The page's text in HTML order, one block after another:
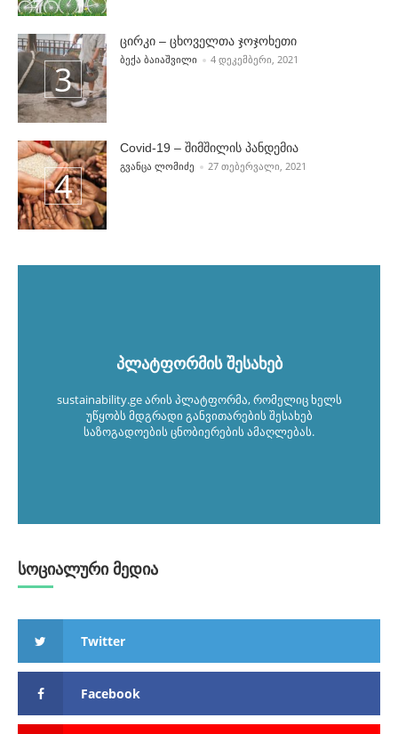
ცირკი – ცხოველთა ჯოჯოხეთი
POSTED BY
ᲑᲔᲥᲐ ᲑᲐᲘᲐᲨᲕᲘᲚᲘ 4 ᲓᲔᲙᲔᲛᲑᲔᲠᲘ, 2021
Covid-19 – შიმშილის პანდემია
POSTED BY
ᲒᲕᲐᲜᲪᲐ ᲚᲝᲛᲘᲫᲔ 27 ᲗᲔᲑᲔᲠᲕᲐᲚᲘ, 2021
პლატფორმის შესახებ
sustainability.ge არის პლატფორმა, რომელიც ხელს
უწყობს მდგრადი განვითარების შესახებ
საზოგადოების ცნობიერების ამაღლებას.
სოციალური მედია
Twitter
Facebook